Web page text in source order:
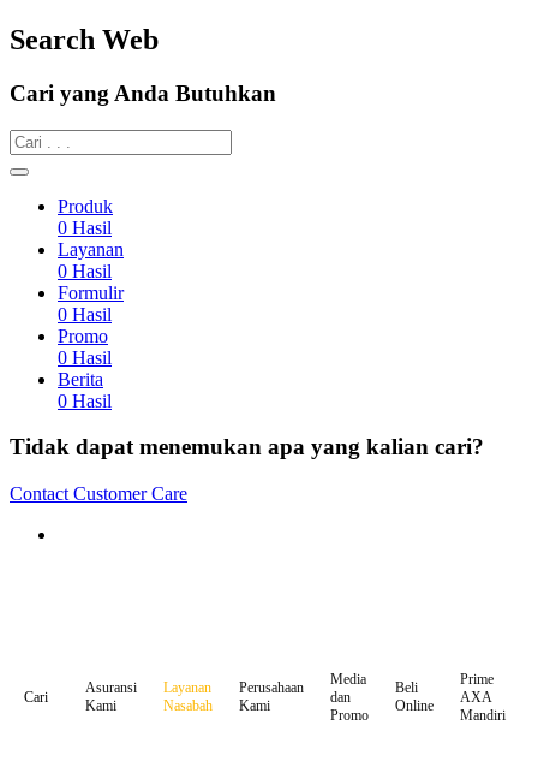
Search Web
Cari yang Anda Butuhkan
Produk
0 Hasil
Layanan
0 Hasil
Formulir
0 Hasil
Promo
0 Hasil
Berita
0 Hasil
Tidak dapat menemukan apa yang kalian cari?
Contact Customer Care
Cari
Asuransi
Kami
Layanan
Nasabah
Perusahaan
Kami
Media
dan
Promo
Beli
Online
Prime
AXA
Mandiri